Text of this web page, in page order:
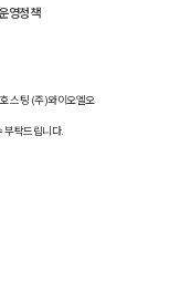
영정책
스팅 (주)와이오엘오
부탁드립니다.